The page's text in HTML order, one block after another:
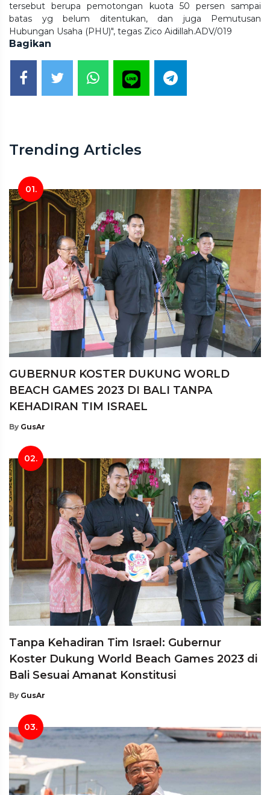
tersebut berupa pemotongan kuota 50 persen sampai
batas yg belum ditentukan, dan juga Pemutusan
Hubungan Usaha (PHU)", tegas Zico Aidillah.ADV/019
Bagikan
Trending Articles
01.
GUBERNUR KOSTER DUKUNG WORLD
BEACH GAMES 2023 DI BALI TANPA
KEHADIRAN TIM ISRAEL
By GusAr
02.
Tanpa Kehadiran Tim Israel: Gubernur
Koster Dukung World Beach Games 2023 di
Bali Sesuai Amanat Konstitusi
By GusAr
03.